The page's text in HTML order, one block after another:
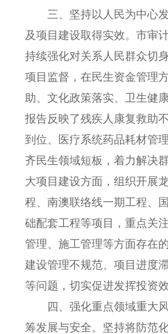
三、坚持以人民为中心发
及项目建设取得实效。市审
持续强化对关系人民群众切
项目监督，在民生资金管理
助、文化政策落实、卫生健
报告反映了残疾人康复救助
到位、医疗系统药品耗材管
齐民生领域短板，着力解决
大项目建设方面，组织开展
程、南澳联络线一期工程、
础配套工程等项目，重点关
管理、施工管理等方面存在
建设管理不规范、项目进度
等问题，切实促进发挥投资效
四、强化重点领域重大风
筹发展与安全。坚持将防范